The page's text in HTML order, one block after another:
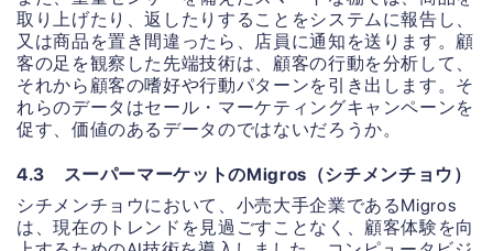
取り上げたり、返したりすることをシステムに報告し、
又は商品を置き間違ったら、店員に通知を送ります。顧
客の足を観察した先端技術は、顧客の行動を分析して、
それから顧客の嗜好や行動パターンを引き出します。そ
れらのデータはセール・マーケティングキャンペーンを
促す、価値のあるデータのではないだろうか。
4.3 スーパーマーケットのMigros（シチメンチョウ）
シチメンチョウにおいて、小売大手企業であるMigros
は、現在のトレンドを見過ごすことなく、顧客体験を向